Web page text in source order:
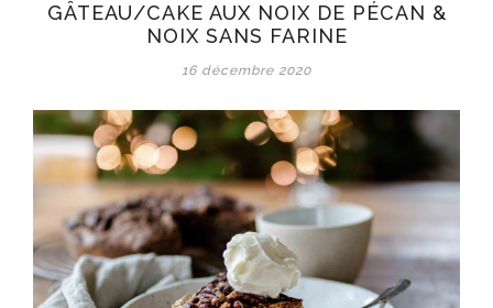
GÂTEAU/CAKE AUX NOIX DE PÉCAN &
NOIX SANS FARINE
16 décembre 2020